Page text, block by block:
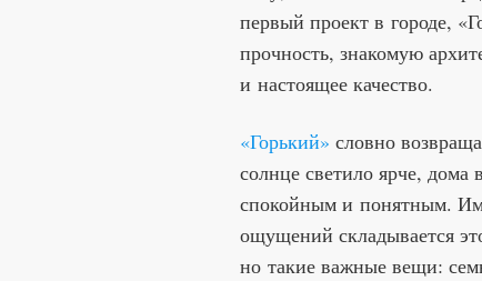
первый проект в городе,
прочность, знакомую
и настоящее качество.
«Горький» словно
солнце светило ярче, дома
спокойным и понятным.
ощущений складывается
но такие важные вещи: